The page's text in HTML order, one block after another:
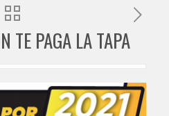
TE PAGA LA TAPA